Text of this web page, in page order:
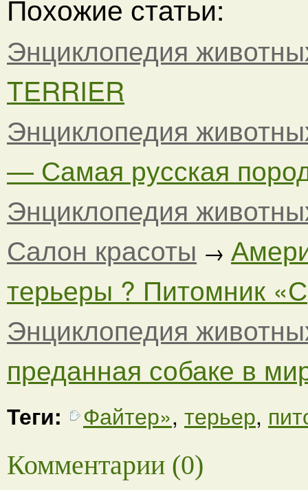
Похожие статьи:
Энциклопедия
TERRIER
Энциклопедия
— Самая русская
Энциклопедия
Салон красоты →
терьеры ? Питомник «С
Энциклопедия
преданная собаке в
Теги: Файтер», терьер,
Комментарии (0)